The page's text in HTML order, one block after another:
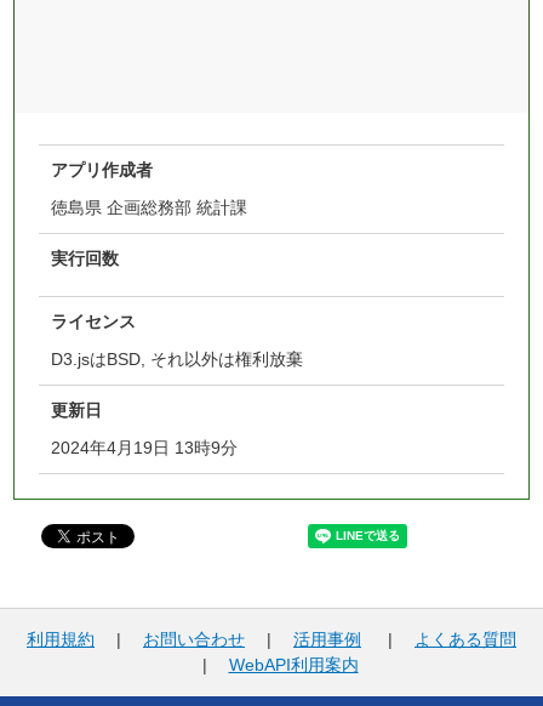
アプリ作成者
徳島県 企画総務部 統計課
実行回数
ライセンス
D3.jsはBSD, それ以外は権利放棄
更新日
2024年4月19日 13時9分
利用規約 | お問い合わせ | 活用事例 |
よくある質問
| WebAPI利用案内